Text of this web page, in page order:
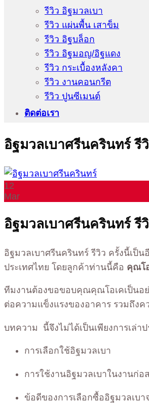
รีวิว อิฐมวลเบา
รีวิว แผ่นพื้น เสาข็ม
รีวิว อิฐบล็อก
รีวิว อิฐมอญ/อิฐแดง
รีวิว กระเบื้องหลังคา
รีวิว งานคอนกรีต
รีวิว ปูนซีเมนต์
ติดต่อเรา
อิฐมวลเบาศรีนครินทร์ รี
12
Mar
อิฐมวลเบาศรีนครินทร์ รี
อิฐมวลเบาศรีนครินทร์ รีวิว ครั้งนี้เป็
ประเทศไทย โดยลูกค้าท่านนี้คือ คุณโ
ทีมงานต้องขอขอบคุณคุณโอเคเป็นอย่
ต่อความแข็งแรงของอาคาร รวมถึง
บทความ นี้จึงไม่ได้เป็นเพียงการเล่า
การเลือกใช้อิฐมวลเบา
การใช้งานอิฐมวลเบาในงานก่อ
ข้อดีของการเลือกซื้ออิฐมวลเบา